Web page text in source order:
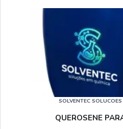
SOLVENTEC
QUEROSENE